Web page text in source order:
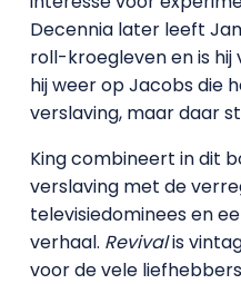
Decennia later leeft
roll-kroegleven en is hij
hij weer op Jacobs die
verslaving, maar daar
King combineert in dit
verslaving met de
televisiedominees en
verhaal. Revivalis
voor de vele